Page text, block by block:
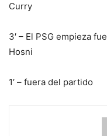
Curry
3′ – El PSG empieza
Hosni
1′ – fuera del partido